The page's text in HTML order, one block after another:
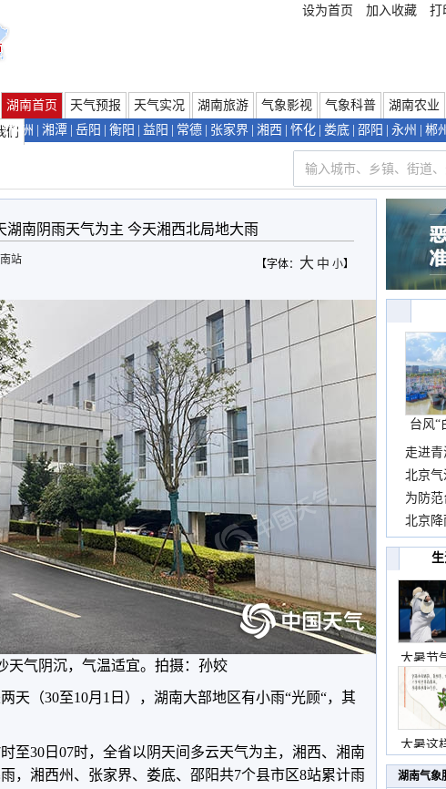
设为首页 加入收藏 打
湖南首页 天气预报 天气实况 湖南旅游 气象影视 气象科普 湖南农业
们
| 株洲 湘潭 岳阳 衡阳 益阳 常德 张家界 湘西 怀化 娄底 邵阳 永州 郴
湖南阴雨天气为主 今天湘西北局地大雨
【字体： 大 中 小】
站
天气阴沉，气温适宜。拍摄：孙姣
天（30至10月1日），湖南大部地区有小雨“光顾“，其
至30日07时，全省以阴天间多云天气为主，湘西、湘南
，湘西州、张家界、娄底、邵阳共7个县市区8站累计雨
台风“
走进
近
北京气
霞
为防范
观
北京
现
大暑节
大暑这
湖南气象